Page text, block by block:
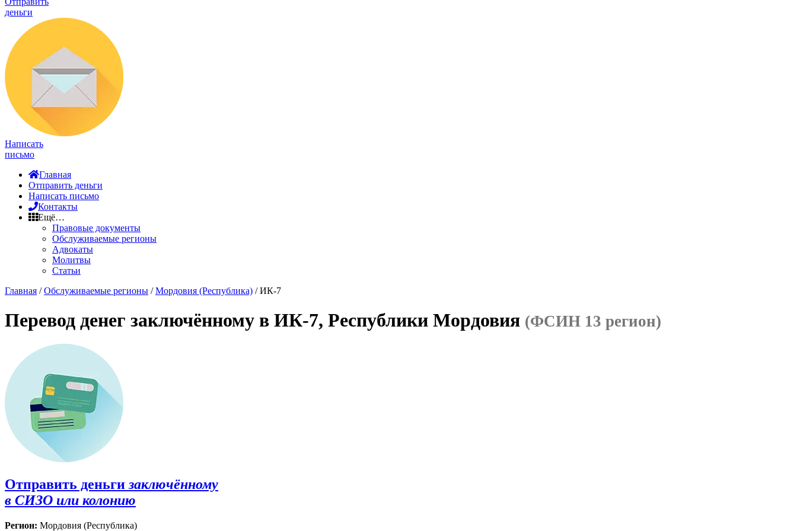
деньги
Написать
письмо
Главная
Отправить деньги
Написать письмо
Контакты
Ещё…
Правовые документы
Обслуживаемые регионы
Адвокаты
Молитвы
Статьи
Главная /Обслуживаемые регионы /Мордовия (Республика) / ИК-7
Перевод денег заключённому в ИК-7, Республики Мордовия (ФСИН 13 регион)
Отправить деньги заключённому
в СИЗО или колонию
Регион: Мордовия (Республика)